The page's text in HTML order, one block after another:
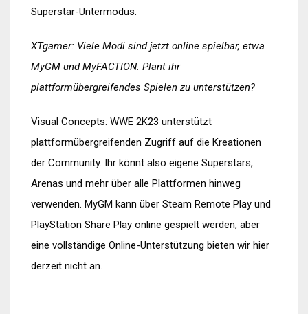
Superstar-Untermodus.
XTgamer: Viele Modi sind jetzt online spielbar, etwa
MyGM und MyFACTION. Plant ihr
plattformübergreifendes Spielen zu unterstützen?
Visual Concepts: WWE 2K23 unterstützt
plattformübergreifenden Zugriff auf die Kreationen
der Community. Ihr könnt also eigene Superstars,
Arenas und mehr über alle Plattformen hinweg
verwenden. MyGM kann über Steam Remote Play und
PlayStation Share Play online gespielt werden, aber
eine vollständige Online-Unterstützung bieten wir hier
derzeit nicht an.